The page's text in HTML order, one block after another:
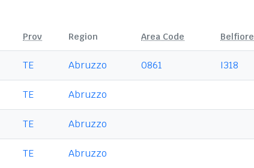
Prov Region Area Code Belfiore
TE Abruzzo 0861 I318
TE Abruzzo
TE Abruzzo
TE Abruzzo